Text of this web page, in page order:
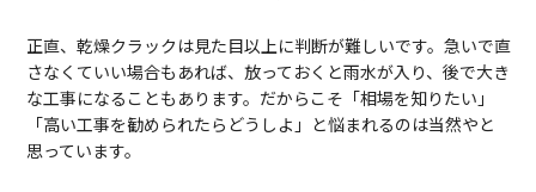
正直、乾燥クラックは見た目以上に判断が難しいです。急いで直
さなくていい場合もあれば、放っておくと雨水が入り、後で大き
な工事になることもあります。だからこそ「相場を知りたい」
「高い工事を勧められたらどうしよ」と悩まれるのは当然やと
思っています。